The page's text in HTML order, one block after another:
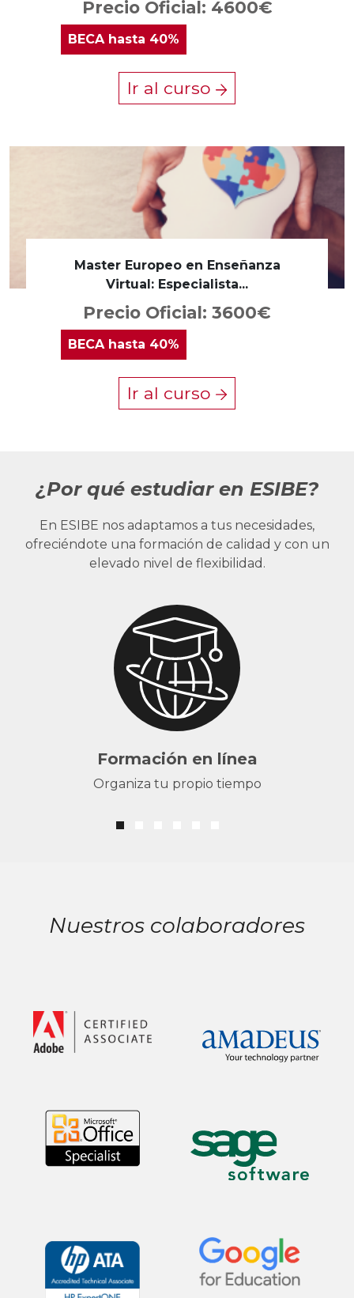
Precio Oficial: 4600€
BECAhasta 40%
Ir al curso
Master Europeo en Enseñanza
Virtual: Especialista...
Precio Oficial: 3600€
BECA hasta 40%
Ir al curso
¿Por qué estudiar en ESIBE?
En ESIBE nos adaptamos a tus necesidades,
ofreciéndote una formación de calidad y con un
elevado nivel de flexibilidad.
Formación en línea
Organiza tu propio tiempo
Nuestros colaboradores